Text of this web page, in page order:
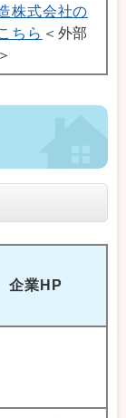
株式会社の
ちら ＜外部
企業HP